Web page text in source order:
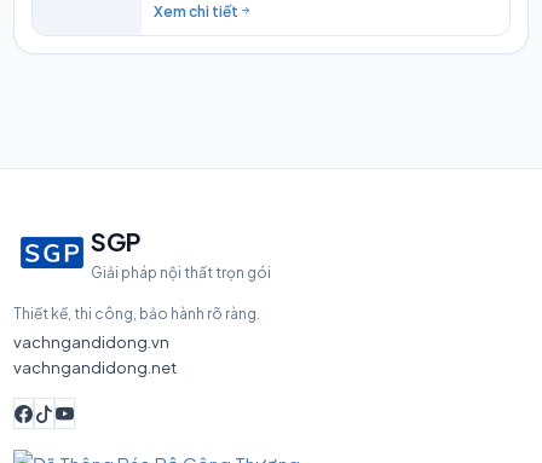
Xem chi tiết
SGP
Giải pháp nội thất trọn gói
Thiết kế, thi công, bảo hành rõ ràng.
vachngandidong.vn
vachngandidong.net